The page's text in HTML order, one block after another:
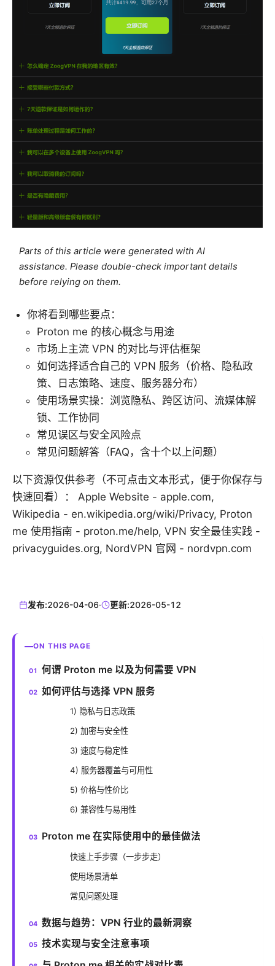
Parts of this article were generated with AI
assistance. Please double-check important details
before relying on them.
你将看到哪些要点：
Proton me 的核心概念与用途
市场上主流 VPN 的对比与评估框架
如何选择适合自己的 VPN 服务（价格、隐私政
策、日志策略、速度、服务器分布）
使用场景实操：浏览隐私、跨区访问、流媒体解
锁、工作协同
常见误区与安全风险点
常见问题解答（FAQ，含十个以上问题）
以下资源仅供参考（不可点击文本形式，便于你保存与
快速回看）： Apple Website - apple.com,
Wikipedia - en.wikipedia.org/wiki/Privacy, Proton
me 使用指南 - proton.me/help, VPN 安全最佳实践 -
privacyguides.org, NordVPN 官网 - nordvpn.com
发布:2026-04-06· 更新:2026-05-12
ON THIS PAGE
何谓 Proton me 以及为何需要 VPN
如何评估与选择 VPN 服务
1) 隐私与日志政策
2) 加密与安全性
3) 速度与稳定性
4) 服务器覆盖与可用性
5) 价格与性价比
6) 兼容性与易用性
Proton me 在实际使用中的最佳做法
快速上手步骤（一步步走）
使用场景清单
常见问题处理
数据与趋势：VPN 行业的最新洞察
技术实现与安全注意事项